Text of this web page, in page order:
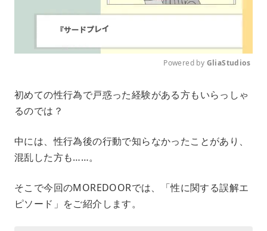
u
Powered by GliaStudios
初めての性行為で戸惑った経験がある方もいらっしゃ
るのでは？
中には、性行為後の行動で知らなかったことがあり、
混乱した方も……。
そこで今回のMOREDOORでは、「性に関する誤解エ
ピソード」をご紹介します。